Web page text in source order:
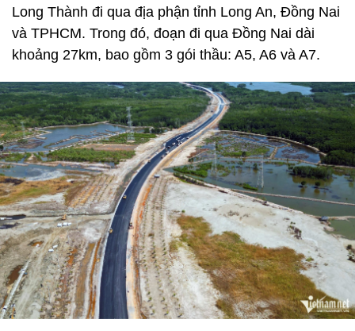
Long Thành đi qua địa phận tỉnh Long An, Đồng Nai
và TPHCM. Trong đó, đoạn đi qua Đồng Nai dài
khoảng 27km, bao gồm 3 gói thầu: A5, A6 và A7.